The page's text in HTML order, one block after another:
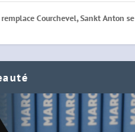
Courchevel, Sankt Anton se